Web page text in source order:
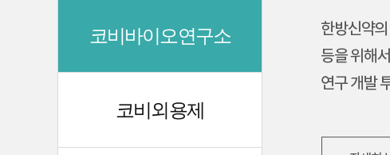
코비바이오연구소
코비외용제